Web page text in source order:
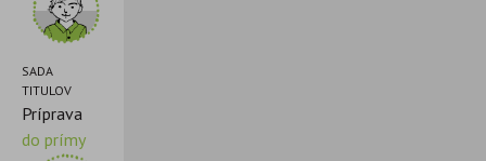
SADA
TITULOV
Príprava
do prímy